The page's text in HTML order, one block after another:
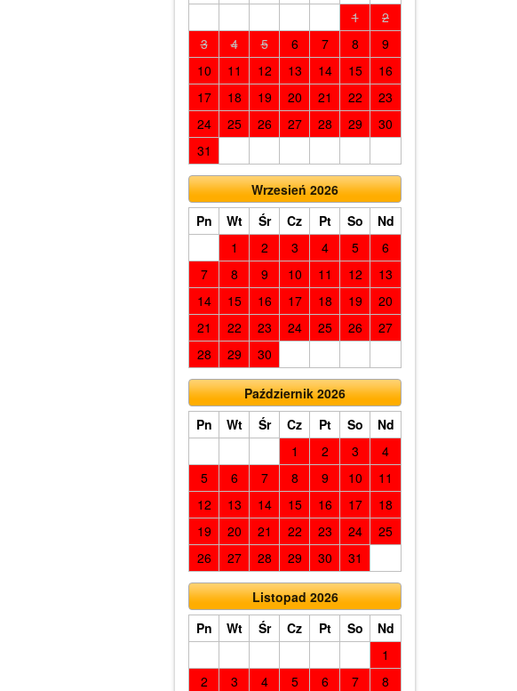
1
2
3
4 5 6 7 8
9
10
11 12 13 14 15
16
17
18 19 20 21 22
23
24
25 26 27 28 29
30
31
Wrzesień 2026
Pn
Wt Śr Cz Pt So
Nd
1
2 3 4 5
6
7
8 9 10 11 12
13
14
15 16 17 18 19
20
21
22 23 24 25 26
27
28
29 30
Październik 2026
Pn
Wt Śr Cz Pt So
Nd
1
2 3
4
5
6 7 8 9 10
11
12
13 14 15 16 17
18
19
20 21 22 23 24
25
26
27 28 29 30 31
Listopad 2026
Pn
Wt Śr Cz Pt So
Nd
1
2
3 4 5 6 7
8